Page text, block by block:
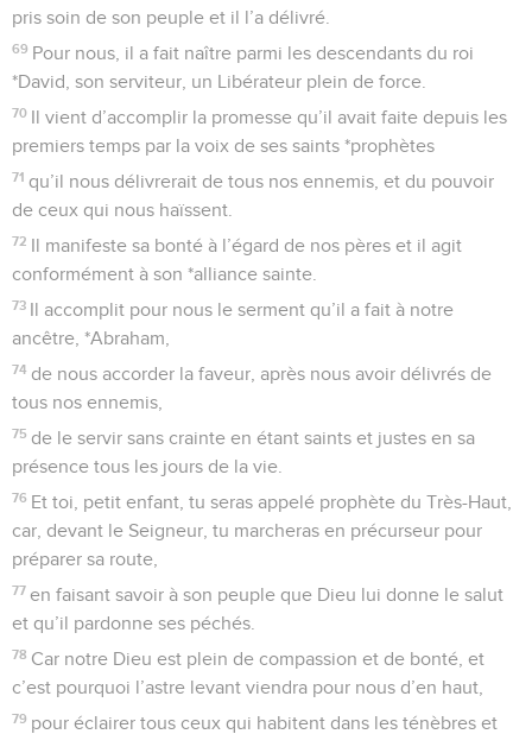
pris soin de son peuple et il l’a délivré.
69 Pour nous, il a fait naître parmi les descendants du roi
*David, son serviteur, un Libérateur plein de force.
70 Il vient d’accomplir la promesse qu’il avait faite depuis les
premiers temps par la voix de ses saints *prophètes
71 qu’il nous délivrerait de tous nos ennemis, et du pouvoir
de ceux qui nous haïssent.
72 Il manifeste sa bonté à l’égard de nos pères et il agit
conformément à son *alliance sainte.
73 Il accomplit pour nous le serment qu’il a fait à notre
ancêtre, *Abraham,
74 de nous accorder la faveur, après nous avoir délivrés de
tous nos ennemis,
75 de le servir sans crainte en étant saints et justes en sa
présence tous les jours de la vie.
76 Et toi, petit enfant, tu seras appelé prophète du Très-Haut,
car, devant le Seigneur, tu marcheras en précurseur pour
préparer sa route,
77 en faisant savoir à son peuple que Dieu lui donne le salut
et qu’il pardonne ses péchés.
78 Car notre Dieu est plein de compassion et de bonté, et
c’est pourquoi l’astre levant viendra pour nous d’en haut,
79 pour éclairer tous ceux qui habitent dans les ténèbres et